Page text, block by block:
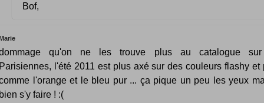
Bof,
qu'on ne les trouve plus au catalogue sur
l'été 2011 est plus axé sur des couleurs flashy et
l'orange et le bleu pur ... ça pique un peu les yeux
s'y faire ! :(